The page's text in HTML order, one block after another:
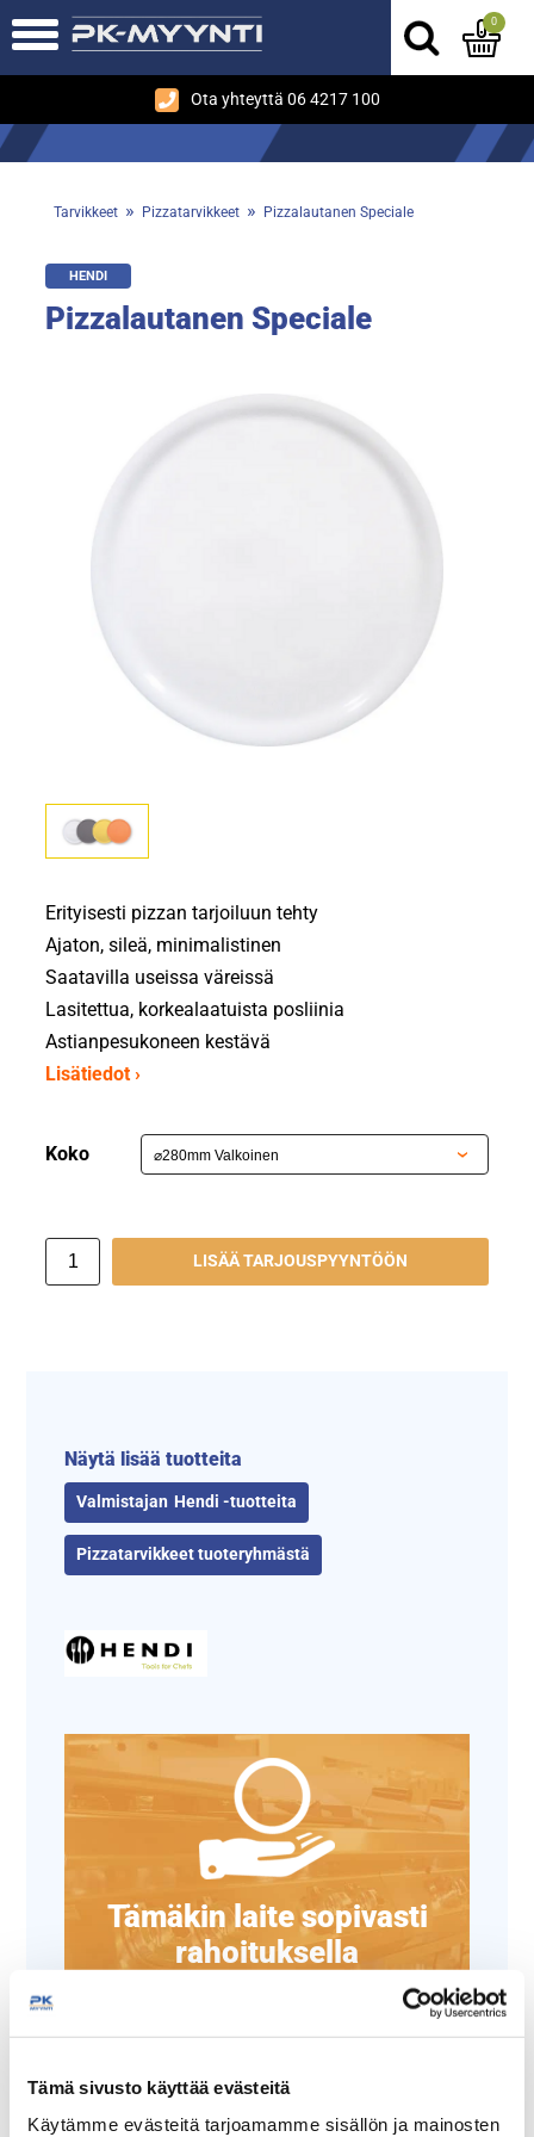
Tämä sivusto käyttää evästeitä
Käytämme evästeitä tarjoamamme sisällön ja mainosten
Ota yhteyttä 06 4217 100
0
Tarvikkeet » Pizzatarvikkeet » Pizzalautanen Speciale
HENDI
Pizzalautanen Speciale
Erityisesti pizzan tarjoiluun tehty
Ajaton, sileä, minimalistinen
Saatavilla useissa väreissä
Lasitettua, korkealaatuista posliinia
Astianpesukoneen kestävä
Lisätiedot ›
Koko
LISÄÄ TARJOUSPYYNTÖÖN
Näytä lisää tuotteita
Hendi -tuotteita
Pizzatarvikkeet tuoteryhmästä
Tämäkin laite sopivasti
rahoituksella